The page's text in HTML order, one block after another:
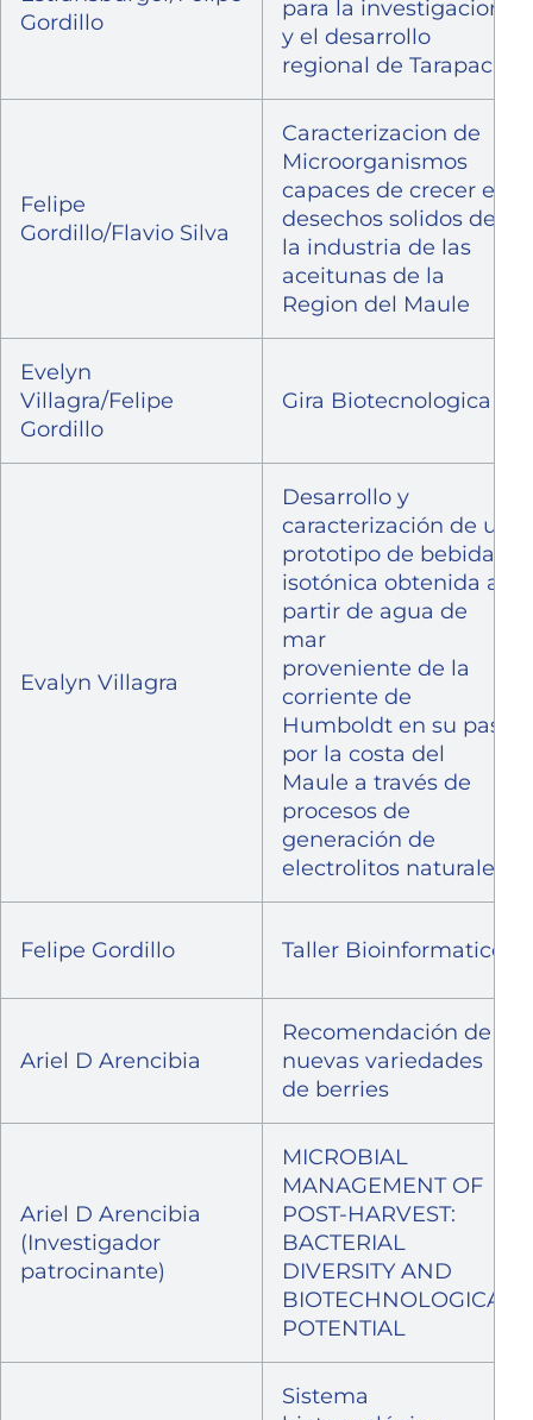
Gordillo
para la investigacion
y el desarrollo
regional de Tarapaca
Felipe
Gordillo/Flavio Silva
Caracterizacion de
Microorganismos
capaces de crecer en
desechos solidos de
la industria de las
aceitunas de la
Region del Maule
Evelyn
Villagra/Felipe
Gordillo
Gira Biotecnologica
Evalyn Villagra
Desarrollo y
caracterización de un
prototipo de bebida
isotónica obtenida a
partir de agua de
mar
proveniente de la
corriente de
Humboldt en su paso
por la costa del
Maule a través de
procesos de
generación de
electrolitos naturales.
Felipe Gordillo Taller Bioinformatico
Ariel D Arencibia
Recomendación de
nuevas variedades
de berries
Ariel D Arencibia
(Investigador
patrocinante)
MICROBIAL
MANAGEMENT OF
POST-HARVEST:
BACTERIAL
DIVERSITY AND
BIOTECHNOLOGICAL
POTENTIAL
Sistema